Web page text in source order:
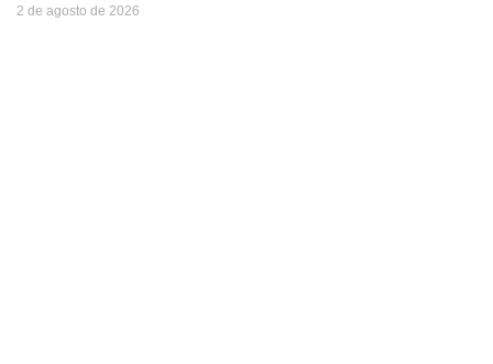
2 de agosto de 2026